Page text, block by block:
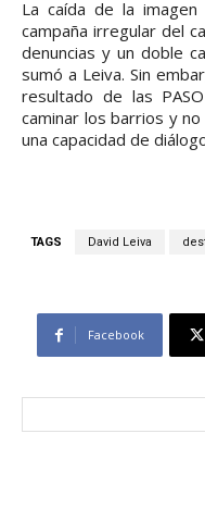
La caída de la
campaña irregular del
denuncias y un doble
sumó a Leiva. Sin
resultado de las
caminar los barrios y
una capacidad de
TAGS David Leiva
Facebook